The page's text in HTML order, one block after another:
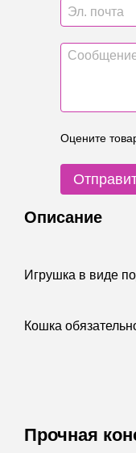
Оцените
Описание
Игрушка в виде
Кошка
Прочная